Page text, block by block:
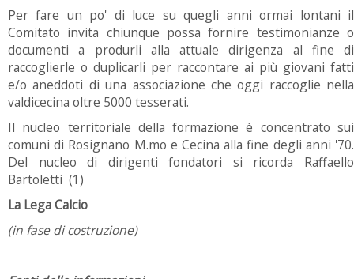
Per fare un po' di luce su quegli anni ormai lontani il
Comitato invita chiunque possa fornire testimonianze o
documenti a produrli alla attuale dirigenza al fine di
raccoglierle o duplicarli per raccontare ai più giovani fatti
e/o aneddoti di una associazione che oggi raccoglie nella
valdicecina oltre 5000 tesserati.
Il nucleo territoriale della formazione è concentrato sui
comuni di Rosignano M.mo e Cecina alla fine degli anni '70.
Del nucleo di dirigenti fondatori si ricorda Raffaello
Bartoletti (1)
La Lega Calcio
(in fase di costruzione)